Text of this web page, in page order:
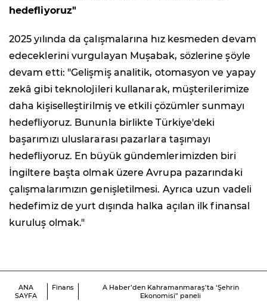
hedefliyoruz"
2025 yılında da çalışmalarına hız kesmeden devam
edeceklerini vurgulayan Muşabak, sözlerine şöyle
devam etti: "Gelişmiş analitik, otomasyon ve yapay
zekâ gibi teknolojileri kullanarak, müşterilerimize
daha kişiselleştirilmiş ve etkili çözümler sunmayı
hedefliyoruz. Bununla birlikte Türkiye'deki
başarımızı uluslararası pazarlara taşımayı
hedefliyoruz. En büyük gündemlerimizden biri
İngiltere başta olmak üzere Avrupa pazarındaki
çalışmalarımızın genişletilmesi. Ayrıca uzun vadeli
hedefimiz de yurt dışında halka açılan ilk finansal
kuruluş olmak."
ANA
SAYFA
Finans
A Haber’den Kahramanmaraş’ta ‘Şehrin
Ekonomisi” paneli